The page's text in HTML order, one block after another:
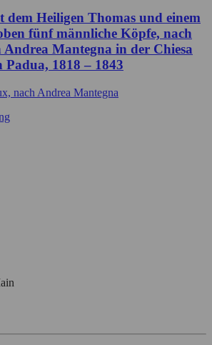
dem Heiligen Thomas und einem
fünf männliche Köpfe, nach
Andrea Mantegna in der Chiesa
1818 – 1843
nach Andrea Mantegna